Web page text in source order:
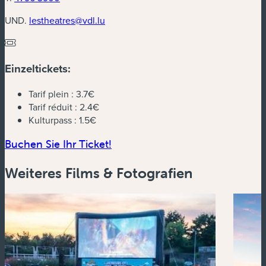
UND. lestheatres@vdl.lu
Einzeltickets:
Tarif plein : 3.7€
Tarif réduit : 2.4€
Kulturpass : 1.5€
Buchen Sie Ihr Ticket!
Weiteres Films & Fotografien